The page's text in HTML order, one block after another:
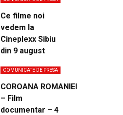
Ce filme noi
vedem la
Cineplexx Sibiu
din 9 august
COMUNICATE DE PRESA
COROANA ROMANIEI
– Film
documentar – 4